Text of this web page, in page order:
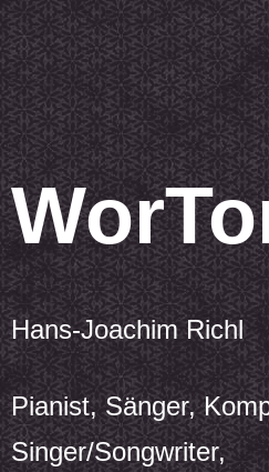
Hans-Joachim Richl
Pianist, Sänger,
Singer/Songwriter,